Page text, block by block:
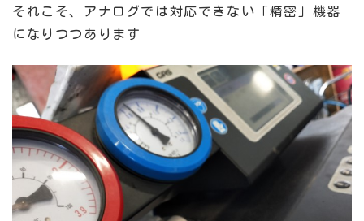
それこそ、アナログでは対応できない「精密」機器
になりつつあります